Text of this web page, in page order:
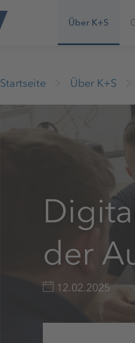
Über K+S
Startseite Über K+S
der
12.02.2025